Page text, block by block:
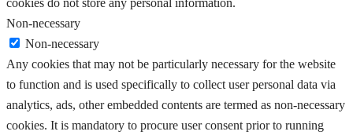
cookies do not store any personal information.
Non-necessary
Non-necessary
Any cookies that may not be particularly necessary for the website
to function and is used specifically to collect user personal data via
analytics, ads, other embedded contents are termed as non-necessary
cookies. It is mandatory to procure user consent prior to running